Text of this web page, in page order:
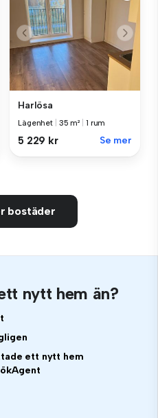
Harlösa
Lägenhet 35 m² 1 rum
5 229 kr Se mer
bostäder
nytt hem än?
ett nytt hem